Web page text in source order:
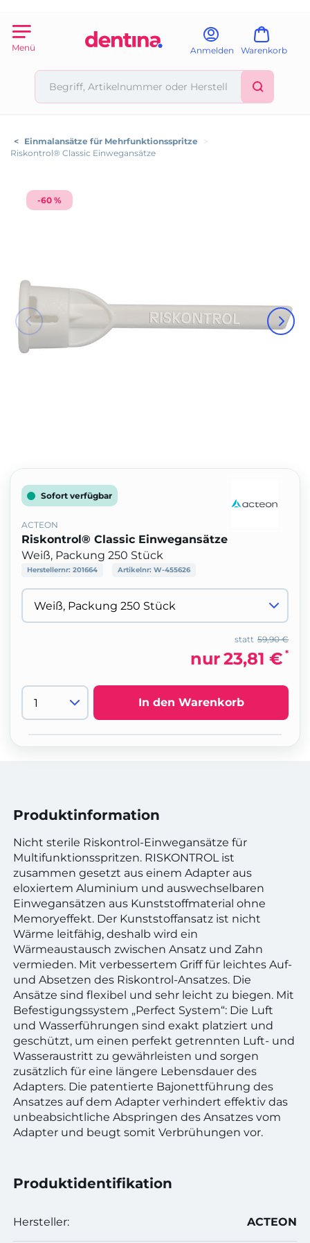
Menü Anmelden Warenkorb
< Einmalansätze für Mehrfunktionsspritze
>
Riskontrol® Classic Einwegansätze
-60 %
Sofort verfügbar
ACTEON
Riskontrol® Classic Einwegansätze
Weiß, Packung 250 Stück
Herstellernr: 201664 Artikelnr: W-455626
59,90 €
statt
nur23,81 € *
In den Warenkorb
Produktinformation
Nicht sterile Riskontrol-Einwegansätze für
Multifunktionsspritzen. RISKONTROL ist
zusammen gesetzt aus einem Adapter aus
eloxiertem Aluminium und auswechselbaren
Einwegansätzen aus Kunststoffmaterial ohne
Memoryeffekt. Der Kunststoffansatz ist nicht
Wärme leitfähig, deshalb wird ein
Wärmeaustausch zwischen Ansatz und Zahn
vermieden. Mit verbessertem Griff für leichtes Auf-
und Absetzen des Riskontrol-Ansatzes. Die
Ansätze sind flexibel und sehr leicht zu biegen. Mit
Befestigungssystem „Perfect System“: Die Luft
und Wasserführungen sind exakt platziert und
geschützt, um einen perfekt getrennten Luft- und
Wasseraustritt zu gewährleisten und sorgen
zusätzlich für eine längere Lebensdauer des
Adapters. Die patentierte Bajonettführung des
Ansatzes auf dem Adapter verhindert effektiv das
unbeabsichtliche Abspringen des Ansatzes vom
Adapter und beugt somit Verbrühungen vor.
Produktidentifikation
Hersteller: ACTEON